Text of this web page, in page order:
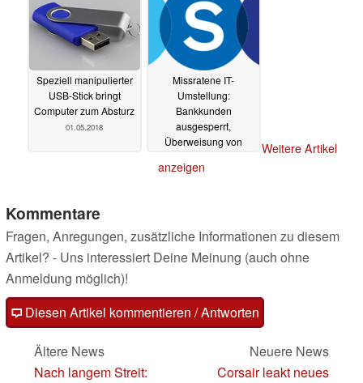
Speziell manipulierter
USB-Stick bringt
Computer zum Absturz
01.05.2018
Missratene IT-
Umstellung:
Bankkunden
ausgesperrt,
Überweisung von
möglich29.04.2018
Weitere Artikel
anzeigen
Kommentare
Fragen, Anregungen, zusätzliche Informationen zu diesem
Artikel? - Uns interessiert Deine Meinung (auch ohne
Anmeldung möglich)!
Diesen Artikel kommentieren / Antworten
Ältere News
Nach langem Streit:
Neuere News
Corsair leakt neues